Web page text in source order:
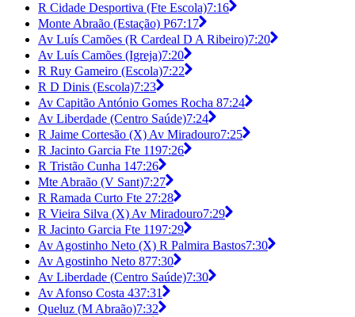
R Cidade Desportiva (Fte Escola)7:16
Monte Abraão (Estação) P67:17
Av Luís Camões (R Cardeal D A Ribeiro)7:20
Av Luís Camões (Igreja)7:20
R Ruy Gameiro (Escola)7:22
R D Dinis (Escola)7:23
Av Capitão António Gomes Rocha 87:24
Av Liberdade (Centro Saúde)7:24
R Jaime Cortesão (X) Av Miradouro7:25
R Jacinto Garcia Fte 1197:26
R Tristão Cunha 147:26
Mte Abraão (V Sant)7:27
R Ramada Curto Fte 27:28
R Vieira Silva (X) Av Miradouro7:29
R Jacinto Garcia Fte 1197:29
Av Agostinho Neto (X) R Palmira Bastos7:30
Av Agostinho Neto 877:30
Av Liberdade (Centro Saúde)7:30
Av Afonso Costa 437:31
Queluz (M Abraão)7:32